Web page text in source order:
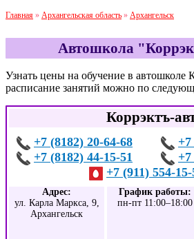
Главная » Архангельская область » Архангельск
Автошкола
Узнать цены на обучение в автошколе
расписание занятий можно по
Коррэктъ-
+7 (8182) 20-64-68
+7 (8182) 44-15-51
+7 (911) 554-15-
Адрес:
ул. Карла Маркса, 9,
Архангельск
График работы:
пн-пт 11:00–18:00